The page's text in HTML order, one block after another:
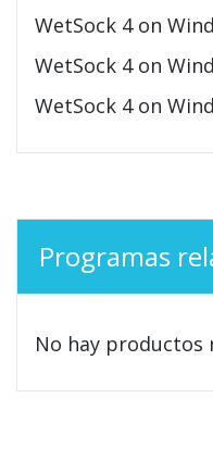
WetSock 4 on
WetSock 4 on
WetSock 4 on
Programas
No hay productos